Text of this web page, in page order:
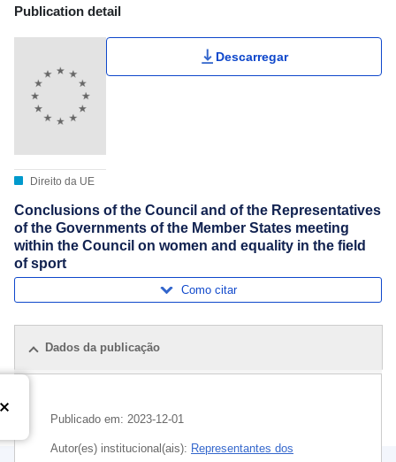
Publication Detail Actions Portlet
Publication detail
Direito da UE
Descarregar
Conclusions of the Council and of the Representatives
of the Governments of the Member States meeting
within the Council on women and equality in the field
of sport
Como citar
Dados da publicação
Publicado em: 2023-12-01
Autor(es) institucional(ais): Representantes dos